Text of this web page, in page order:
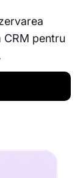
CRM pentru